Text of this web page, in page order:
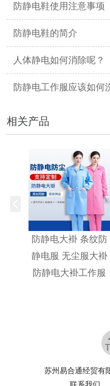
防静电鞋使用注意事项
防静电鞋的简介
人体静电如何消除呢？
防静电工作服应该如何
相关产品
防静电大褂 条纹防
静电服 无尘服大褂
防静电大褂工作服
苏州易合通经贸有